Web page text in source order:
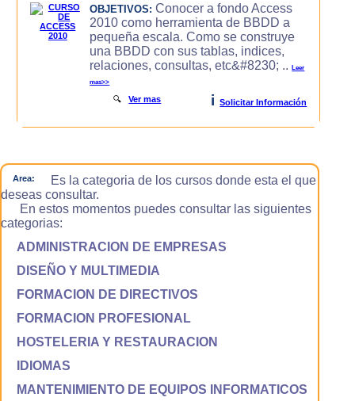
OBJETIVOS: Conocer a fondo Access
2010 como herramienta de BBDD a
pequeña escala. Como se construye
una BBDD con sus tablas, indices,
relaciones, consultas, etc&#8230; ..Leer
mas>>
🔍Ver mas i Solicitar Información
Area:
Es la categoria de los cursos donde esta el que
deseas consultar.
En estos momentos puedes consultar las siguientes
categorias:
ADMINISTRACION DE EMPRESAS
DISEÑO Y MULTIMEDIA
FORMACION DE DIRECTIVOS
FORMACION PROFESIONAL
HOSTELERIA Y RESTAURACION
IDIOMAS
MANTENIMIENTO DE EQUIPOS INFORMATICOS